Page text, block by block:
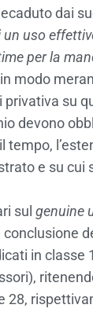
dai
uso
per la
modo
su
devono
e su cui
sul genuine
conclusione
in classe